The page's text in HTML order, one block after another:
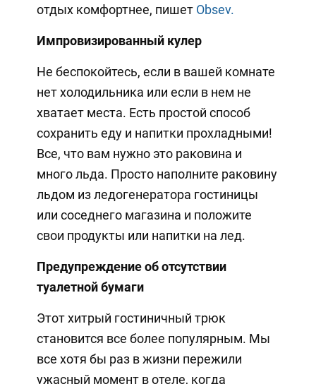
отдых комфортнее, пишет Obsev.
Импровизированный кулер
Не беспокойтесь, если в вашей комнате
нет холодильника или если в нем не
хватает места. Есть простой способ
сохранить еду и напитки прохладными!
Все, что вам нужно это раковина и
много льда. Просто наполните раковину
льдом из ледогенератора гостиницы
или соседнего магазина и положите
свои продукты или напитки на лед.
Предупреждение об отсутствии
туалетной бумаги
Этот хитрый гостиничный трюк
становится все более популярным. Мы
все хотя бы раз в жизни пережили
ужасный момент в отеле, когда